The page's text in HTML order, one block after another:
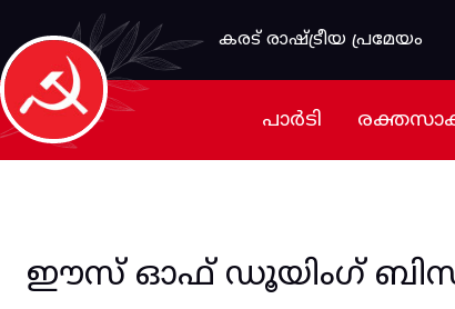
Skip to main content
കരട് രാഷ്ട്രീയ പ്രമേയം
പാർടി
ഈസ് ഓഫ് ഡൂയിംഗ്